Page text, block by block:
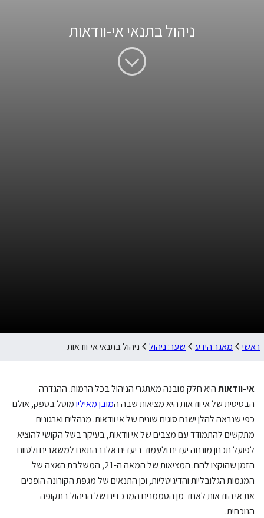
ניהול בתנאי אי-וודאות
ראשי מאגר הידע שער: ניהול ניהול בתנאי אי-וודאות
אי-וודאותהיא חלק מובנה מאתגרי הניהול בכל הרמות. ההגדרה
הבסיסית של אי וודאות היא מציאות שבה המובן מאיליומוטל בספק, אולם
כפי שנראה להלן ישנם סוגים שונים של אי וודאות. מנהלים וארגונים
מתקשים להתמודד עם מצבים של אי וודאות, בעיקר בשל הקושי להוציא
לפועל תכנון מונחה יעדים ולעמוד ביעדים אלו בהתאם למשאבים ולטווח
הזמן שהוקצו להם. המציאות של המאה ה-21, המשלבת האצה של
המגמות הגלובליות והדיגיטליות, וכן התנאים של מגפת הקורונה הופכים
את אי הוודאות לאחד מן הסממנים המרכזיים של הניהול בתקופה
הנוכחית.